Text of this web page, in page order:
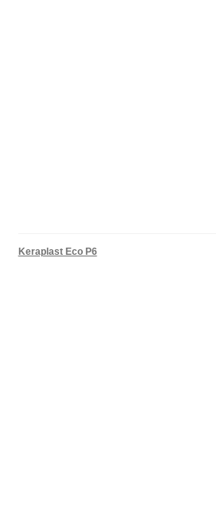
Keraplast Eco P6